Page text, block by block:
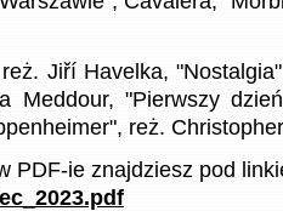
Jiří Havelka,
Meddour, "Pierwszy
reż.
PDF-ie znajdziesz pod